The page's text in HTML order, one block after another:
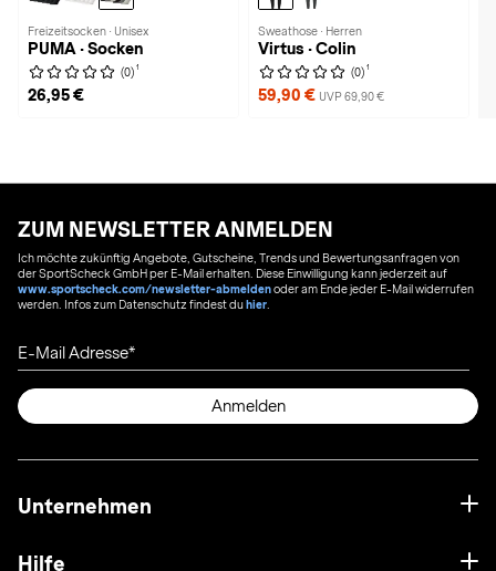
Freizeitsocken · Unisex
PUMA · Socken
(0) 1
26,95 €
Sweathose · Herren
Virtus · Colin
(0) 1
59,90 € UVP 69,90 €
ZUM NEWSLETTER ANMELDEN
Ich möchte zukünftig Angebote, Gutscheine, Trends und Bewertungsanfragen von
der SportScheck GmbH per E-Mail erhalten. Diese Einwilligung kann jederzeit auf
www.sportscheck.com/newsletter-abmeldenoder am Ende jeder E-Mail widerrufen
werden. Infos zum Datenschutz findest duhier
E-Mail Adresse
Anmelden
Unternehmen
Hilfe